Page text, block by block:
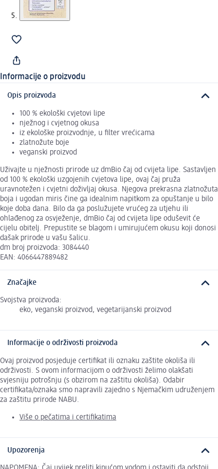
Informacije o proizvodu
Opis proizvoda
100 % ekološki cvjetovi lipe
nježnog i cvjetnog okusa
iz ekološke proizvodnje, u filter vrećicama
zlatnožute boje
veganski proizvod
Uživajte u nježnosti prirode uz dmBio čaj od cvijeta lipe. Sastavljen
od 100 % ekološki uzgojenih cvjetova lipe, ovaj čaj pruža
uravnotežen i cvjetni doživljaj okusa. Njegova prekrasna zlatnožuta
boja i ugodan miris čine ga idealnim napitkom za opuštanje u bilo
koje doba dana. Bilo da ga poslužujete vrućeg za utjehu ili
ohlađenog za osvježenje, dmBio čaj od cvijeta lipe oduševit će
cijelu obitelj. Prepustite se blagom i umirujućem okusu koji donosi
dašak prirode u vašu šalicu.
dm broj proizvoda: 3084440
EAN: 4066447889482
Značajke
Svojstva proizvoda:
eko, veganski proizvod, vegetarijanski proizvod
Informacije o održivosti proizvoda
Ovaj proizvod posjeduje certifikat ili oznaku zaštite okoliša ili
održivosti. S ovom informacijom o održivosti želimo olakšati
svjesniju potrošnju (s obzirom na zaštitu okoliša). Odabir
certifikata/oznaka smo napravili zajedno s Njemačkim udruženjem
za zaštitu prirode NABU.
Više o pečatima i certifikatima
Upozorenja